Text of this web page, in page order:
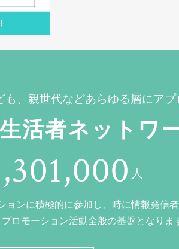
も、親世代などあらゆる層にアプ
活者ネットワ
人
ンに積極的に参加し、時に情報発信
ロモーション活動全般の基盤となりま